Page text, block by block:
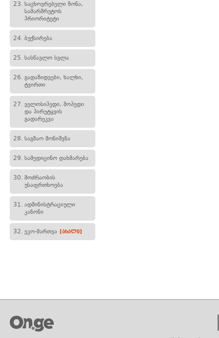
23. საცხოვრებელი ზონა,
სამარშრუტოს
პრიორიტეტი
24. ბუქსირება
25. სასწავლო სვლა
26. გადაზიდვები, ხალხი,
ტვირთი
27. ველოსიპედი, მოპედი
და პირუტყვის
გადარეკვა
28. საგზაო მონიშვნა
29. სამედიცინო დახმარება
30. მოძრაობის
უსაფრთხოება
31. ადმინისტრაციული
კანონი
32. ეკო-მართვა [ახალი]